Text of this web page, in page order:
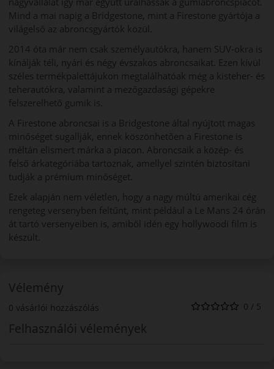
Mind a mai napig a Bridgestone, mint a Firestone gyártója a
világelső az abroncsgyártók közül.
2014 óta már nem csak személyautókra, hanem SUV-okra is
kínálják téli, nyári és négy évszakos abroncsaikat. Ezen kívül
széles termékpalettájukon megtalálhatóak még a kisteher- és
teherautókra, valamint a mezőgazdasági gépekre
felszerelhető gumik is.
A Firestone abroncsai is a Bridgestone által nyújtott magas
minőséget sugallják, ennek köszönhetően a Firestone is
méltán elismert márka a piacon. Abroncsaik a közép- és
felső árkategóriába tartoznak, amellyel szintén biztosítani
tudják a prémium minőséget.
Ezek alapján nem véletlen, hogy a nagy múltú amerikai cég
rengeteg versenyben feltűnt, mint például a Le Mans 24 órán
át tartó versenyeiben is, amiből idén egy hollywoodi film is
készült.
Vélemény
0 vásárlói hozzászólás 0 / 5
Felhasználói vélemények